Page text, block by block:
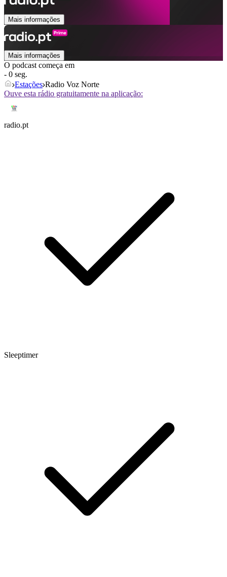
Mais informações
Mais informações
O podcast começa em
- 0 seg.
Estações Radio Voz Norte
Ouve esta rádio gratuitamente na aplicação:
radio.pt
Sleeptimer